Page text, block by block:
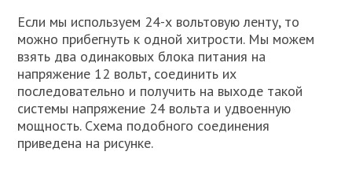
Если мы используем 24-х вольтовую ленту, то
можно прибегнуть к одной хитрости. Мы можем
взять два одинаковых блока питания на
напряжение 12 вольт, соединить их
последовательно и получить на выходе такой
системы напряжение 24 вольта и удвоенную
мощность. Схема подобного соединения
приведена на рисунке.